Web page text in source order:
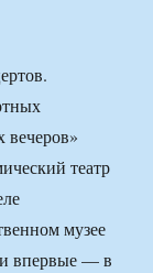
вечеров»
театр
музее
и впервые — в